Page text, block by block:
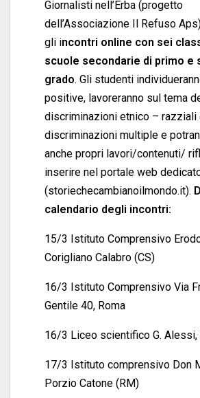
Giornalisti nell’Erba (progetto
dell’Associazione Il Refuso
gli incontri online con sei
scuole secondarie di primo e
grado. Gli studenti
positive, lavoreranno sul tema
discriminazioni etnico – razziali
discriminazioni multiple e
anche propri lavori/contenuti/
inserire nel portale web
(storiechecambianoilmondo.it).
calendario degli incontri:
15/3 Istituto Comprensivo
Corigliano Calabro (CS)
16/3 Istituto Comprensivo Via
Gentile 40, Roma
16/3 Liceo scientifico G. Alessi,
17/3 Istituto comprensivo Don
Porzio Catone (RM)